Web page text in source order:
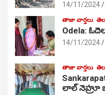
14/11/2024
తాజా వార్తలు
Odela:
14/11/2024
తాజా వార్తలు
లాల్ నెహ్రూ